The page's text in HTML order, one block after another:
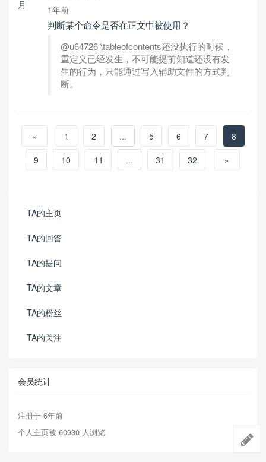
1年前
判断某个命令是否在正文中被使用？
@u64726 \tableofcontents还没执行的时候，
重定义已经发生，不可能提前知道还没有发
生的行为，只能通过写入辅助文件的方式判
断。
« 1 2 ... 5 6 7
8
9
10 11 ... 31 32 »
TA的主页
TA的回答
TA的提问
TA的文章
TA的粉丝
TA的关注
会员统计
注册于 6年前
个人主页被 60930 人浏览